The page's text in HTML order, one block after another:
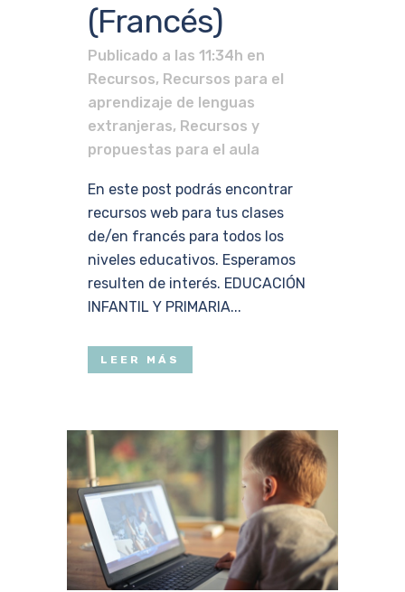
(Francés)
Publicado a las 11:34h en
Recursos, Recursos para el
aprendizaje de lenguas
extranjeras, Recursos y
propuestas para el aula
En este post podrás encontrar
recursos web para tus clases
de/en francés para todos los
niveles educativos. Esperamos
resulten de interés. EDUCACIÓN
INFANTIL Y PRIMARIA...
LEER MÁS